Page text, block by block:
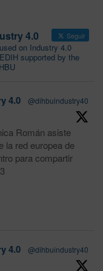
4.0 Seguir
on Industry 4.0
supported by the
4.0
@dihbuindustry40
Román asiste
la red europea de
para compartir
4.0
@dihbuindustry40